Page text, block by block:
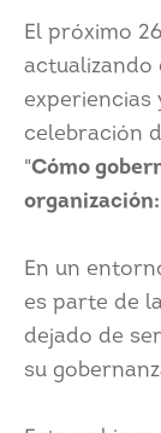
El próximo
actualizando
experiencias
celebración
"Cómo
En un
es parte de
dejado de
su